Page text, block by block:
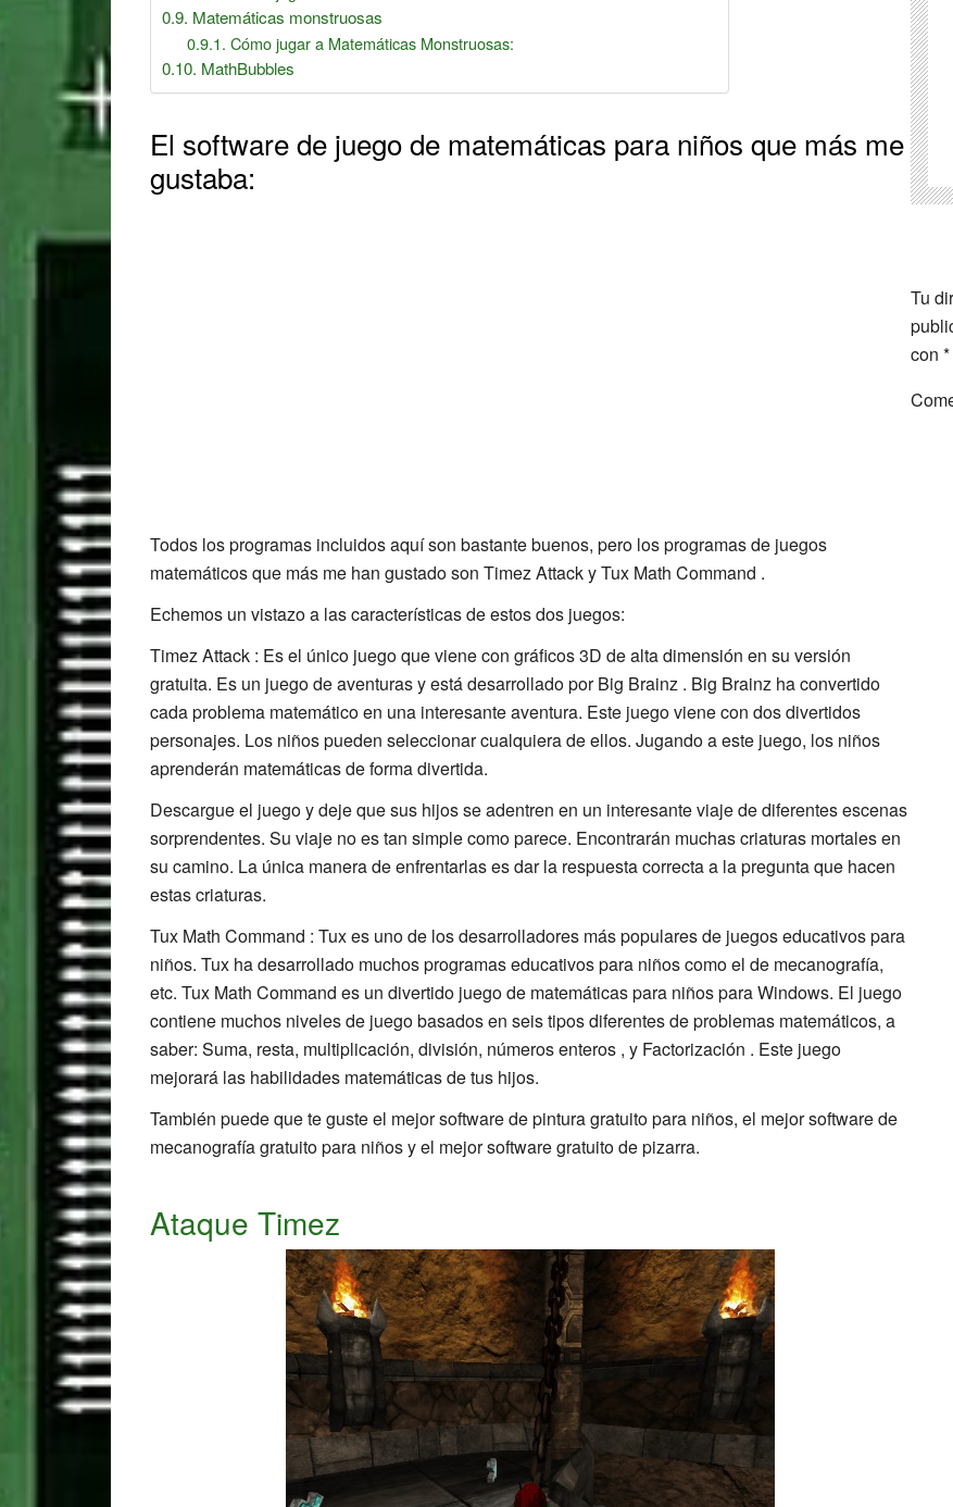
Matemáticas monstruosas
Cómo jugar a Matemáticas Monstruosas:
MathBubbles
El software de juego de matemáticas para niños que más me
gustaba:
Todos los programas incluidos aquí son bastante buenos, pero los programas de juegos
matemáticos que más me han gustado son Timez Attack y Tux Math Command .
Echemos un vistazo a las características de estos dos juegos:
Timez Attack : Es el único juego que viene con gráficos 3D de alta dimensión en su versión
gratuita. Es un juego de aventuras y está desarrollado por Big Brainz . Big Brainz ha convertido
cada problema matemático en una interesante aventura. Este juego viene con dos divertidos
personajes. Los niños pueden seleccionar cualquiera de ellos. Jugando a este juego, los niños
aprenderán matemáticas de forma divertida.
Descargue el juego y deje que sus hijos se adentren en un interesante viaje de diferentes escenas
sorprendentes. Su viaje no es tan simple como parece. Encontrarán muchas criaturas mortales en
su camino. La única manera de enfrentarlas es dar la respuesta correcta a la pregunta que hacen
estas criaturas.
Tux Math Command : Tux es uno de los desarrolladores más populares de juegos educativos para
niños. Tux ha desarrollado muchos programas educativos para niños como el de mecanografía,
etc. Tux Math Command es un divertido juego de matemáticas para niños para Windows. El juego
contiene muchos niveles de juego basados en seis tipos diferentes de problemas matemáticos, a
saber: Suma, resta, multiplicación, división, números enteros , y Factorización . Este juego
mejorará las habilidades matemáticas de tus hijos.
También puede que te guste el mejor software de pintura gratuito para niños, el mejor software de
mecanografía gratuito para niños y el mejor software gratuito de pizarra.
Ataque Timez
Tu
con *